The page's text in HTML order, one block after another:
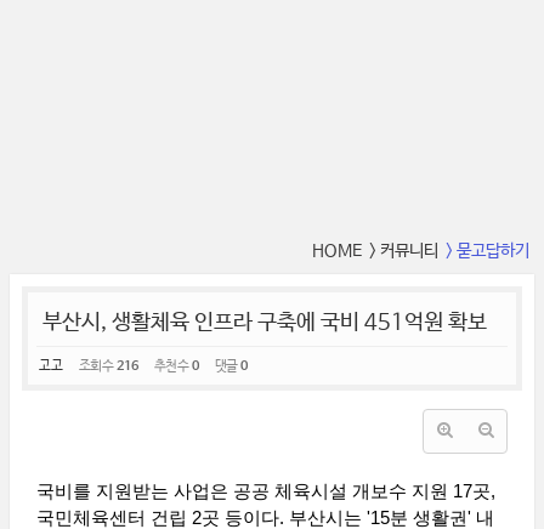
HOME > 커뮤니티 > 묻고답하기
부산시, 생활체육 인프라 구축에 국비 451억원 확보
고고 조회 수216 추천 수0 댓글0
국비를 지원받는 사업은 공공 체육시설 개보수 지원 17곳,
국민체육센터 건립 2곳 등이다. 부산시는 '15분 생활권' 내